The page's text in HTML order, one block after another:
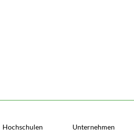
Hochschulen Unternehmen